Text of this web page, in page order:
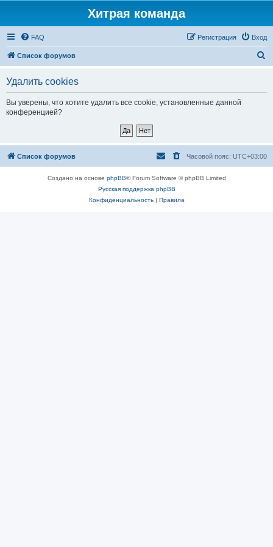
Хитрая команда
FAQ Вход
Регистрация
Список форумов
Удалить cookies
Вы уверены, что хотите удалить все cookie, установленные данной
конференцией?
Список форумов Часовой пояс: UTC+03:00
Создано на основе phpBB® Forum Software © phpBB Limited
Русская поддержка phpBB
Конфиденциальность| Правила